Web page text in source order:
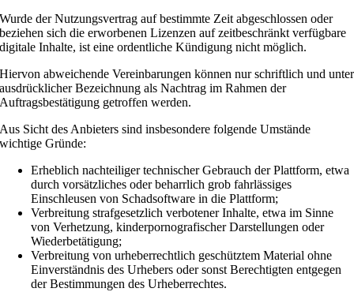
Wurde der Nutzungsvertrag auf bestimmte Zeit abgeschlossen oder
beziehen sich die erworbenen Lizenzen auf zeitbeschränkt verfügbare
digitale Inhalte, ist eine ordentliche Kündigung nicht möglich.
Hiervon abweichende Vereinbarungen können nur schriftlich und unter
ausdrücklicher Bezeichnung als Nachtrag im Rahmen der
Auftragsbestätigung getroffen werden.
Aus Sicht des Anbieters sind insbesondere folgende Umstände
wichtige Gründe:
Erheblich nachteiliger technischer Gebrauch der Plattform, etwa
durch vorsätzliches oder beharrlich grob fahrlässiges
Einschleusen von Schadsoftware in die Plattform;
Verbreitung strafgesetzlich verbotener Inhalte, etwa im Sinne
von Verhetzung, kinderpornografischer Darstellungen oder
Wiederbetätigung;
Verbreitung von urheberrechtlich geschütztem Material ohne
Einverständnis des Urhebers oder sonst Berechtigten entgegen
der Bestimmungen des Urheberrechtes.